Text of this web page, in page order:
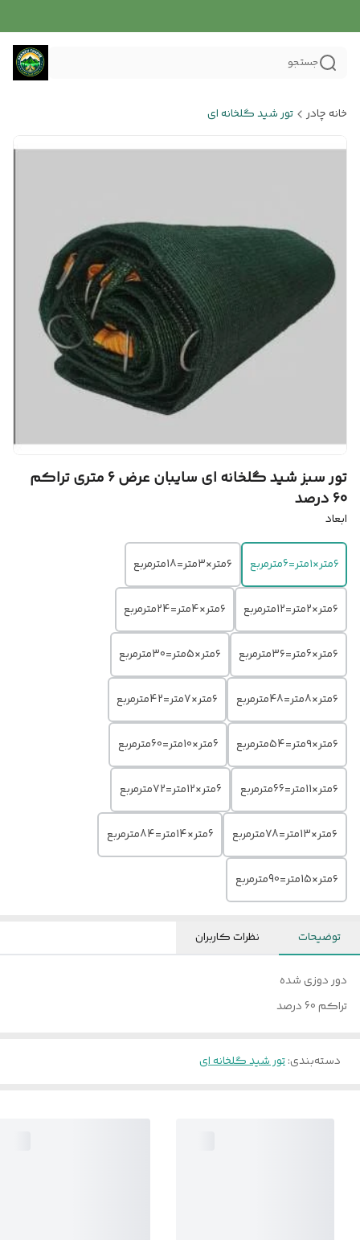
جستجو
خانه چادر تور شید گلخانه ای
تور سبز شید گلخانه ای سایبان عرض 6 متری تراکم
60 درصد
ابعاد
۶متر×۱متر=6مترمربع ۶متر×3متر=18مترمربع
۶متر×2متر=12مترمربع ۶متر×4متر=24مترمربع
۶متر×6متر=3۶مترمربع ۶متر×5متر=30مترمربع
۶متر×8متر=48مترمربع ۶متر×7متر=42مترمربع
۶متر×۹متر=54مترمربع 6متر×10متر=60مترمربع
۶متر×11متر=66مترمربع 6متر×12متر=72مترمربع
۶متر×13متر=78مترمربع 6متر×14متر=84مترمربع
۶متر×15متر=90مترمربع
توضیحات نظرات کاربران
دور دوزی شده
تراکم 60 درصد
دسته‌بندی:تور شید گلخانه ای